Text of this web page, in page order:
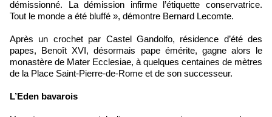
démissionné. La démission infirme l’étiquette conservatrice.
Tout le monde a été bluffé », démontre Bernard Lecomte.
Après un crochet par Castel Gandolfo, résidence d’été des
papes, Benoît XVI, désormais pape émérite, gagne alors le
monastère de Mater Ecclesiae, à quelques centaines de mètres
de la Place Saint-Pierre-de-Rome et de son successeur.
L’Eden bavarois